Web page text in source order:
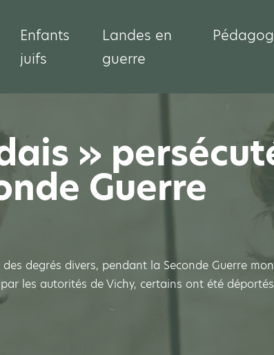
Enfants
juifs
Landes en
guerre
»
Guerre
degrés divers, pendant la Seconde Guerre
les autorités de Vichy, certains ont été